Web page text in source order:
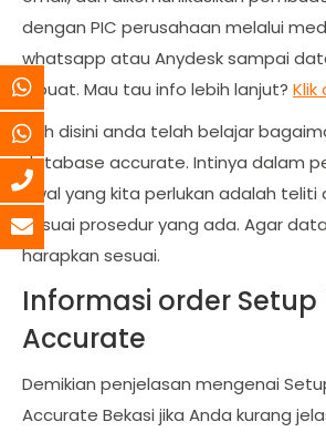
dengan PIC perusahaan melalui
whatsapp atau Anydesk sampai
dibuat. Mau tau info lebih lanjut? Klik
Nah disini anda telah belajar
database accurate. Intinya dalam
awal yang kita perlukan adalah teliti
sesuai prosedur yang ada. Agar
harapkan sesuai.
Informasi order
Accurate
Demikian penjelasan mengenai
Accurate Bekasi jika Anda kurang